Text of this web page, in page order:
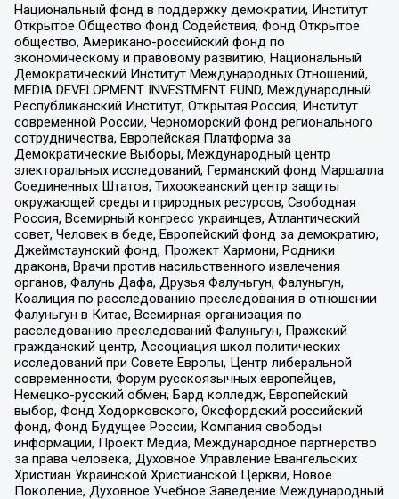
Национальный фонд в поддержку демократии, Институт
Открытое Общество Фонд Содействия, Фонд Открытое
общество, Американо-российский фонд по
экономическому и правовому развитию, Национальный
Демократический Институт Международных Отношений,
MEDIA DEVELOPMENT INVESTMENT FUND, Международный
Республиканский Институт, Открытая Россия, Институт
современной России, Черноморский фонд регионального
сотрудничества, Европейская Платформа за
Демократические Выборы, Международный центр
электоральных исследований, Германский фонд Маршалла
Соединенных Штатов, Тихоокеанский центр защиты
окружающей среды и природных ресурсов, Свободная
Россия, Всемирный конгресс украинцев, Атлантический
совет, Человек в беде, Европейский фонд за демократию,
Джеймстаунский фонд, Прожект Хармони, Родники
дракона, Врачи против насильственного извлечения
органов, Фалунь Дафа, Друзья Фалуньгун, Фалуньгун,
Коалиция по расследованию преследования в отношении
Фалуньгун в Китае, Всемирная организация по
расследованию преследований Фалуньгун, Пражский
гражданский центр, Ассоциация школ политических
исследований при Совете Европы, Центр либеральной
современности, Форум русскоязычных европейцев,
Немецко-русский обмен, Бард колледж, Европейский
выбор, Фонд Ходорковского, Оксфордский российский
фонд, Фонд Будущее России, Компания свободы
информации, Проект Медиа, Международное партнерство
за права человека, Духовное Управление Евангельских
Христиан Украинской Христианской Церкви, Новое
Поколение, Духовное Учебное Заведение Международный